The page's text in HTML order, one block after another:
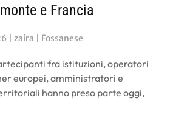
e Francia
| zaira | Fossanese
fra istituzioni, operatori
europei, amministratori e
hanno preso parte oggi,